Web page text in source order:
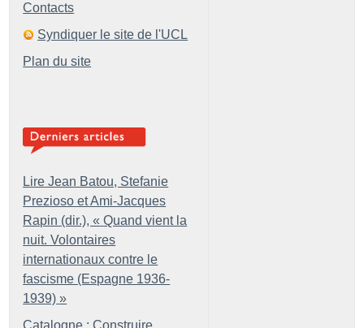
Contacts
Syndiquer le site de l'UCL
Plan du site
Lire Jean Batou, Stefanie
Prezioso et Ami-Jacques
Rapin (dir.), « Quand vient la
nuit. Volontaires
internationaux contre le
fascisme (Espagne 1936-
1939) »